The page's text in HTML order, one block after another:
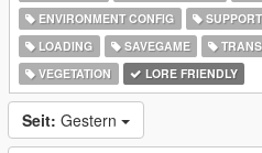
ENVIRONMENT CONFIG
LOADING
SAVEGAME
VEGETATION
LORE FRIENDLY
Seit: Gestern